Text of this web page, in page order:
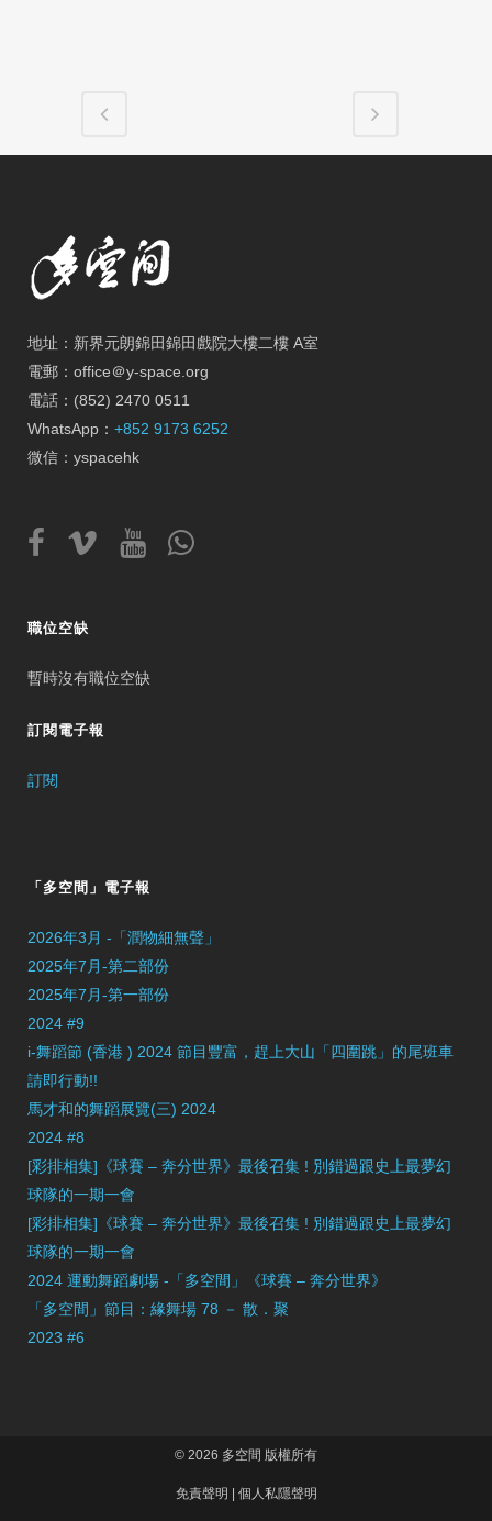
地址：新界元朗錦田錦田戲院大樓二樓 A室
電郵：office＠y-space.org
電話：(852) 2470 0511
WhatsApp： +852 9173 6252
微信：yspacehk
職位空缺
暫時沒有職位空缺
訂閱電子報
訂閱
「多空間」電子報
2026年3月 -「潤物細無聲」
2025年7月-第二部份
2025年7月-第一部份
2024 #9
i-舞蹈節 (香港 ) 2024 節目豐富，趕上大山「四圍跳」的尾班車
請即行動!!
馬才和的舞蹈展覽(三) 2024
2024 #8
[彩排相集]《球賽 – 奔分世界》最後召集 ! 別錯過跟史上最夢幻
球隊的一期一會
[彩排相集]《球賽 – 奔分世界》最後召集 ! 別錯過跟史上最夢幻
球隊的一期一會
2024 運動舞蹈劇場 -「多空間」《球賽 – 奔分世界》
「多空間」節目：緣舞場 78 － 散．聚
2023 #6
© 2026 多空間 版權所有
免責聲明 個人私隱聲明